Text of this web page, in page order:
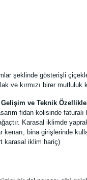
şeklinde gösterişli
kırmızı birer mutluluk
ve Teknik
fidan kolisinde faturalı
Karasal iklimde
bina girişlerinde
karasal iklim hariç)